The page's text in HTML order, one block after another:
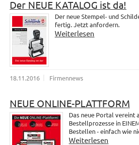
Der NEUE KATALOG ist da!
Der neue Stempel- und
fertig. Jetzt anfordern.
Weiterlesen
18.11.2016 Firmennews
NEUE ONLINE-PLATTFORM
Das neue Portal vereint
Bestellprozesse in
Bestellen - einfach wie
Weiterlesen